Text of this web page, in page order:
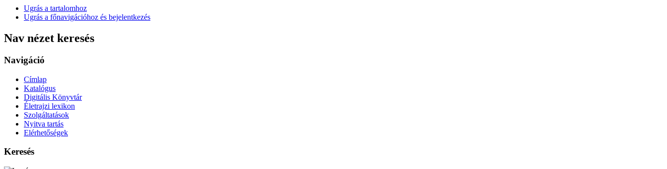
Ugrás a tartalomhoz
Ugrás a főnavigációhoz és bejelentkezés
Nav nézet keresés
Navigáció
Címlap
Katalógus
Digitális Könyvtár
Életrajzi lexikon
Szolgáltatások
Nyitva tartás
Elérhetőségek
Keresés